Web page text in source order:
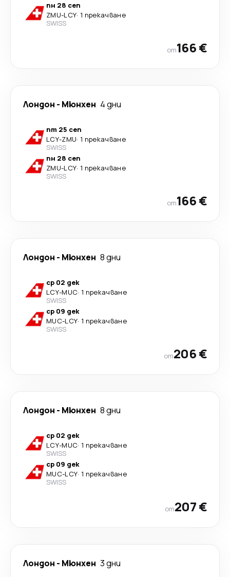
пн 28 сеп
ZMU-LCY· 1 прекачване
SWISS
от166 €
Лондон - Мюнхен 4 дни
пт 25 сеп
LCY-ZMU· 1 прекачване
SWISS
пн 28 сеп
ZMU-LCY· 1 прекачване
SWISS
от166 €
Лондон - Мюнхен 8 дни
ср 02 дек
LCY-MUC· 1 прекачване
SWISS
ср 09 дек
MUC-LCY· 1 прекачване
SWISS
от206 €
Лондон - Мюнхен 8 дни
ср 02 дек
LCY-MUC· 1 прекачване
SWISS
ср 09 дек
MUC-LCY· 1 прекачване
SWISS
от207 €
Лондон - Мюнхен 3 дни